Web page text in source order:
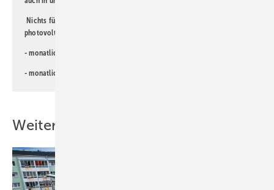
Nichts für Sie dabei? Dann lesen Sie doch einen unserer weiteren
photovoltaik-Newsletter!
- monatlicher
- monatlicher
Weitere Inhalte